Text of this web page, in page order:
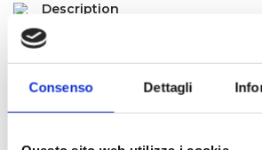
Consenso Dettagli
Description
Additional information
RELATED